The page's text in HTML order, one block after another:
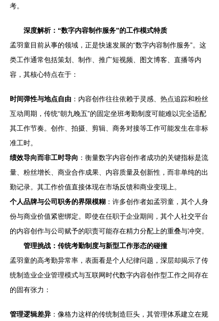
考。
深度解析：“数字内容制作服务”的工作模式特质
孟羽童目前从事的领域，正是快速发展的“数字内容制作服务”。这
类工作通常包括策划、制作、推广短视频、图文博客、直播等内
容，其核心特点在于：
时间弹性与地点自由 ：内容创作往往依赖于灵感、热点追踪和粉丝
互动周期，传统“朝九晚五”的固定坐班考勤制度可能难以完全适配
其工作节奏。创作、拍摄、剪辑、商务对接等工作可能发生在非标
准工时。
绩效导向而非工时导向 ：衡量数字内容创作者成功的关键指标是流
量、粉丝增长、商业合作成果、内容质量及创新性，而非单纯的出
勤记录。其工作价值直接体现在市场反馈和商业变现上。
个人品牌与公司职务的界限模糊 ：许多创作者如孟羽童，其个人身
份与商业价值紧密绑定。即使在任职于企业期间，其个人社交平台
的内容创作与公司赋予的职责可能存在精力分配上的重叠与冲突。
管理挑战：传统考勤制度与新型工作形态的碰撞
孟羽童的高考勤异常率，表面看是个人纪律问题，深层却揭示了传
统制造业企业管理模式与互联网时代数字内容创作型工作之间存在
的固有张力：
管理逻辑差异 ：像格力这样的传统制造巨头，其管理体系建立在规